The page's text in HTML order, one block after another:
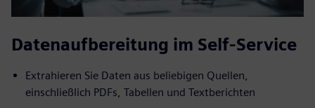
Datenaufbereitung im Self-Service
Extrahieren Sie Daten aus beliebigen Quellen,
einschließlich PDFs, Tabellen und Textberichten